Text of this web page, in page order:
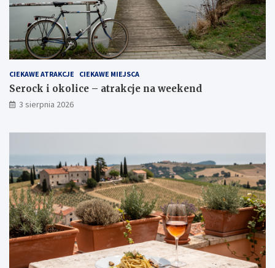
CIEKAWE ATRAKCJE CIEKAWE MIEJSCA
Serock i okolice – atrakcje na weekend
3 sierpnia 2026